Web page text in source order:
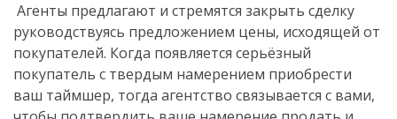
Агенты предлагают и стремятся закрыть сделку
руководствуясь предложением цены, исходящей от
покупателей. Когда появляется серьёзный
покупатель с твердым намерением приобрести
ваш таймшер, тогда агентство связывается с вами,